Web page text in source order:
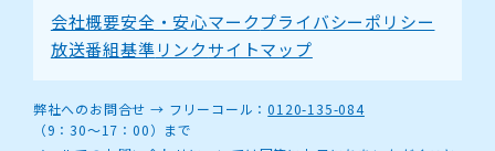
ださい。
ID・パスワードの発行となるためお電話でのお伝えは致し
かねますのでご了承ください。
可能です。
無線LANでインターネットを利用できますか？
会社概要安全・安心マークプライバシーポリシー
放送番組基準リンクサイトマップ
弊社へのお問合せ → フリーコール：0120-135-084
（9：30～17：00）まで